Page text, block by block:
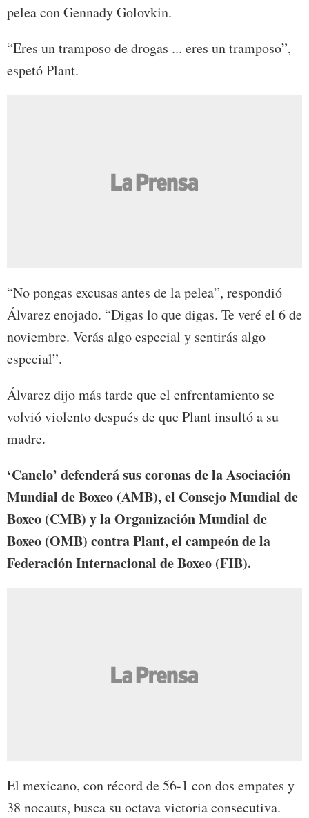
pelea con Gennady Golovkin.
“Eres un tramposo de drogas ... eres un tramposo”,
espetó Plant.
“No pongas excusas antes de la pelea”, respondió
Álvarez enojado. “Digas lo que digas. Te veré el 6 de
noviembre. Verás algo especial y sentirás algo
especial”.
Álvarez dijo más tarde que el enfrentamiento se
volvió violento después de que Plant insultó a su
madre.
‘Canelo’ defenderá sus coronas de la Asociación
Mundial de Boxeo (AMB), el Consejo Mundial de
Boxeo (CMB) y la Organización Mundial de
Boxeo (OMB) contra Plant, el campeón de la
Federación Internacional de Boxeo (FIB).
El mexicano, con récord de 56-1 con dos empates y
38 nocauts, busca su octava victoria consecutiva.